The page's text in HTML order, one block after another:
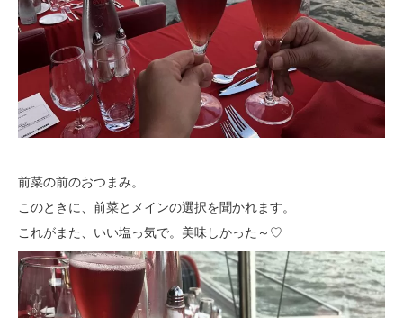
前菜の前のおつまみ。
このときに、前菜とメインの選択を聞かれます。
これがまた、いい塩っ気で。美味しかった～♡